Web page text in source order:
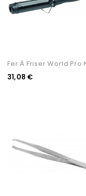
31,08 €